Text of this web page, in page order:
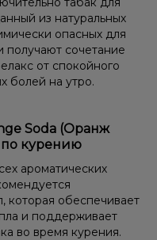
из натуральных
опасных для
получают сочетание
от спокойного
болей на утро.
Soda (Оранж
по курению
ароматических
которая обеспечивает
и поддерживает
во время курения.